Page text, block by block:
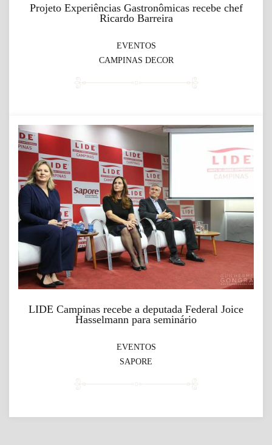
Projeto Experiências Gastronômicas recebe chef
Ricardo Barreira
EVENTOS
CAMPINAS DECOR
LIDE Campinas recebe a deputada Federal Joice
Hasselmann para seminário
EVENTOS
SAPORE